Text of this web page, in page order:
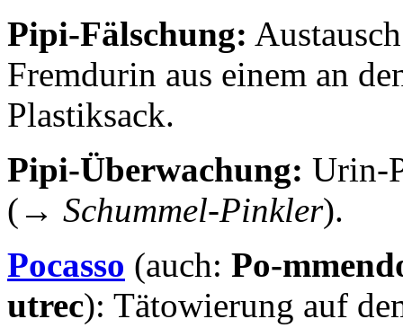
Pipi-Fälschung:
Fremdurin aus einem an
Plastiksack.
Pipi-Überwachung: Urin-
(→ Schummel-Pinkler).
Pocasso (auch: Po-
utrec): Tätowierung auf